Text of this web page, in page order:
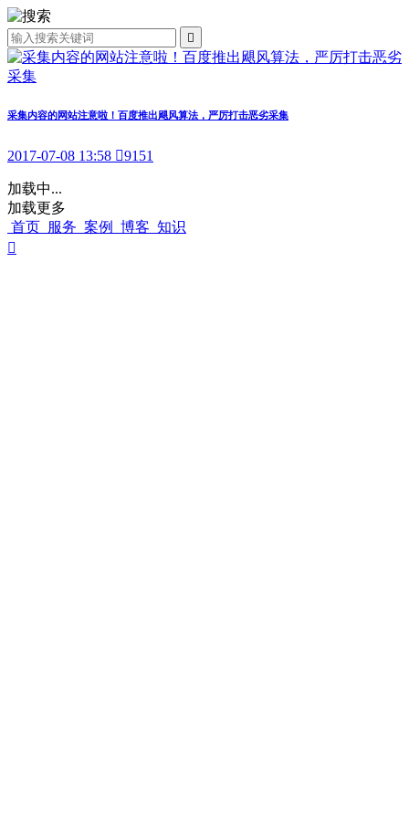

采集内容的网站注意啦！百度推出飓风算法，严厉打击恶劣采集
2017-07-08 13:58 9151
加载中...
加载更多
首页 服务 案例 博客 知识
